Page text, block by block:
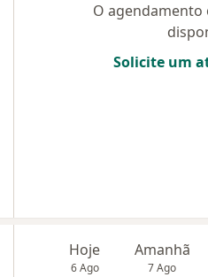
O agendamento
Solicite um
Hoje
6 Ago
Amanhã
7 Ago